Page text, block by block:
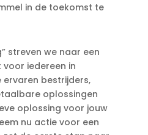
in de toekomst te
streven we naar een
iedereen in
ervaren bestrijders,
oplossingen
oplossing voor jouw
nu actie voor een